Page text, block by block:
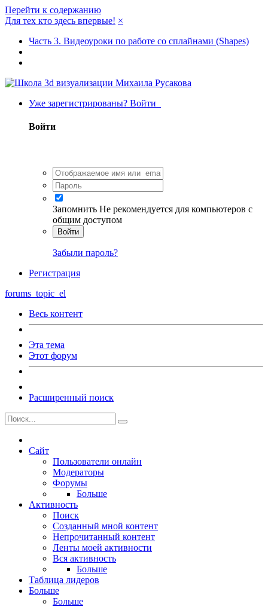
Перейти к содержанию
Для тех кто здесь впервые! ×
Часть 3. Видеоуроки по работе со сплайнами (Shapes)
Уже зарегистрированы? Войти
Войти
Запомнить Не рекомендуется для компьютеров с
общим доступом
Войти
Забыли пароль?
Регистрация
forums_topic_el
Весь контент
Эта тема
Этот форум
Расширенный поиск
Сайт
Пользователи онлайн
Модераторы
Форумы
Больше
Активность
Поиск
Созданный мной контент
Непрочитанный контент
Ленты моей активности
Вся активность
Больше
Таблица лидеров
Больше
Больше